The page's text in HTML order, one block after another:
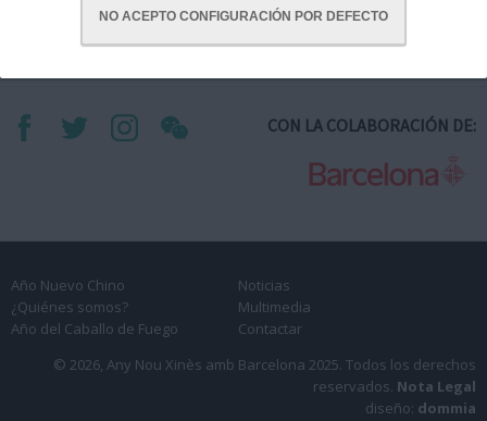
NO ACEPTO CONFIGURACIÓN POR DEFECTO
más especial del año.
CON LA COLABORACIÓN DE:
Año Nuevo Chino
¿Quiénes somos?
Año del Caballo de Fuego
Noticias
Multimedia
Contactar
© 2026, Any Nou Xinès amb Barcelona 2025. Todos los derechos
reservados. Nota Legal
diseño: dommia